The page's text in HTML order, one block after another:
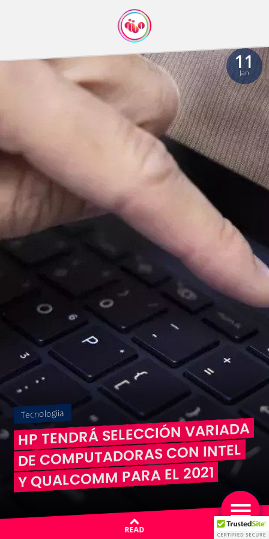
11
Jan
Tecnologiia
HP TENDRÁ SELECCIÓN VARIADA
DE COMPUTADORAS CON INTEL
Y QUALCOMM PARA EL 2021
READ